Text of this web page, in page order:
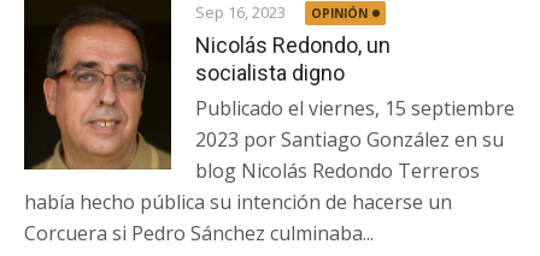
Sep 16, 2023 OPINIÓN
Nicolás Redondo, un
socialista digno
Publicado el viernes, 15 septiembre
2023 por Santiago González en su
blog Nicolás Redondo Terreros
había hecho pública su intención de hacerse un
Corcuera si Pedro Sánchez culminaba...